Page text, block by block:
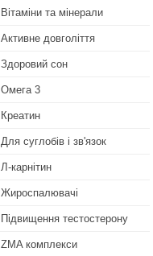
Вітаміни та мінерали
Активне довголіття
Здоровий сон
Омега 3
Креатин
Для суглобів і зв'язок
Л-карнітин
Жироспалювачі
Підвищення тестостерону
ZMA комплекси